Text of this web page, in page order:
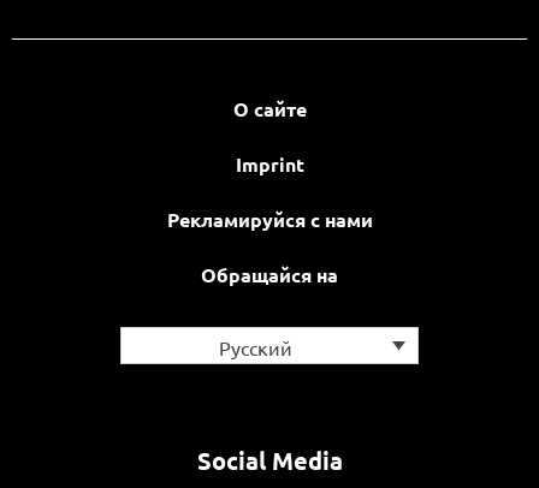
О сайте
Imprint
Рекламируйся с нами
Обращайся на
Русский
Social Media